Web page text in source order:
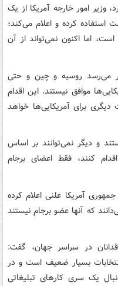
وزیر امور خارجه آمریکا از یک
برجام است استفاده کرده و اعلام می‌کند؛
اما اکنون نمی‌تواند از آن
می‌رسد روسیه و چین و حتی
موافق نیستند. این اقدام
برای آمریکایی‌ها خواهد
و دیگر نمی‌توانند بر اساس
کنند، فقط اعضای برجام
آمریکا علنی اعلام کرده
که آنها عضو برجام نیستند
در سراسر جهان، گفت:
بسیار ضعیف است و در
یک سری کارهای تبلیغاتی